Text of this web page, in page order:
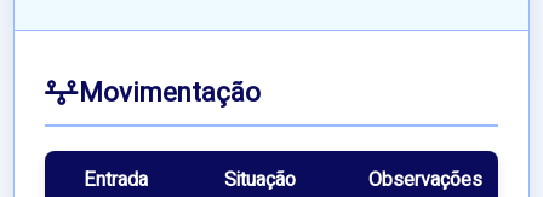
Movimentação
Entrada Situação Observações